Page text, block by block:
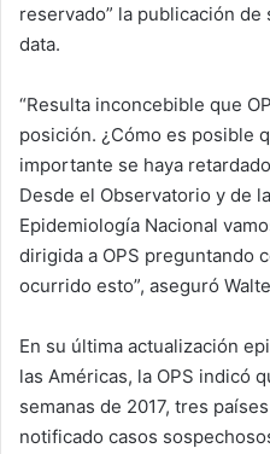
reservado” la publicación
data.
“Resulta inconcebible que
posición. ¿Cómo es posible
importante se haya
Desde el Observatorio y de
Epidemiología Nacional
dirigida a OPS preguntando
ocurrido esto”, aseguró
En su última actualización
las Américas, la OPS indicó
semanas de 2017, tres
notificado casos